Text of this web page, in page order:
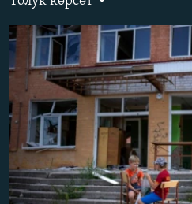
АЗАТТЫК+
ЫҢГАЙСЫЗ СУРООЛОР
ЭЕ/АРнун бардык сайттары